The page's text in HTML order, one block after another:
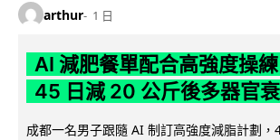
arthur 1 日
AI 減肥餐單配合高強度操
45 日減 20 公斤後多器官
成都一名男子跟隨 AI 制訂高強度減脂計劃